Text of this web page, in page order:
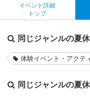
イベント詳細
トップ
同じジャンルの夏
体験イベント・アクテ
同じジャンルの夏